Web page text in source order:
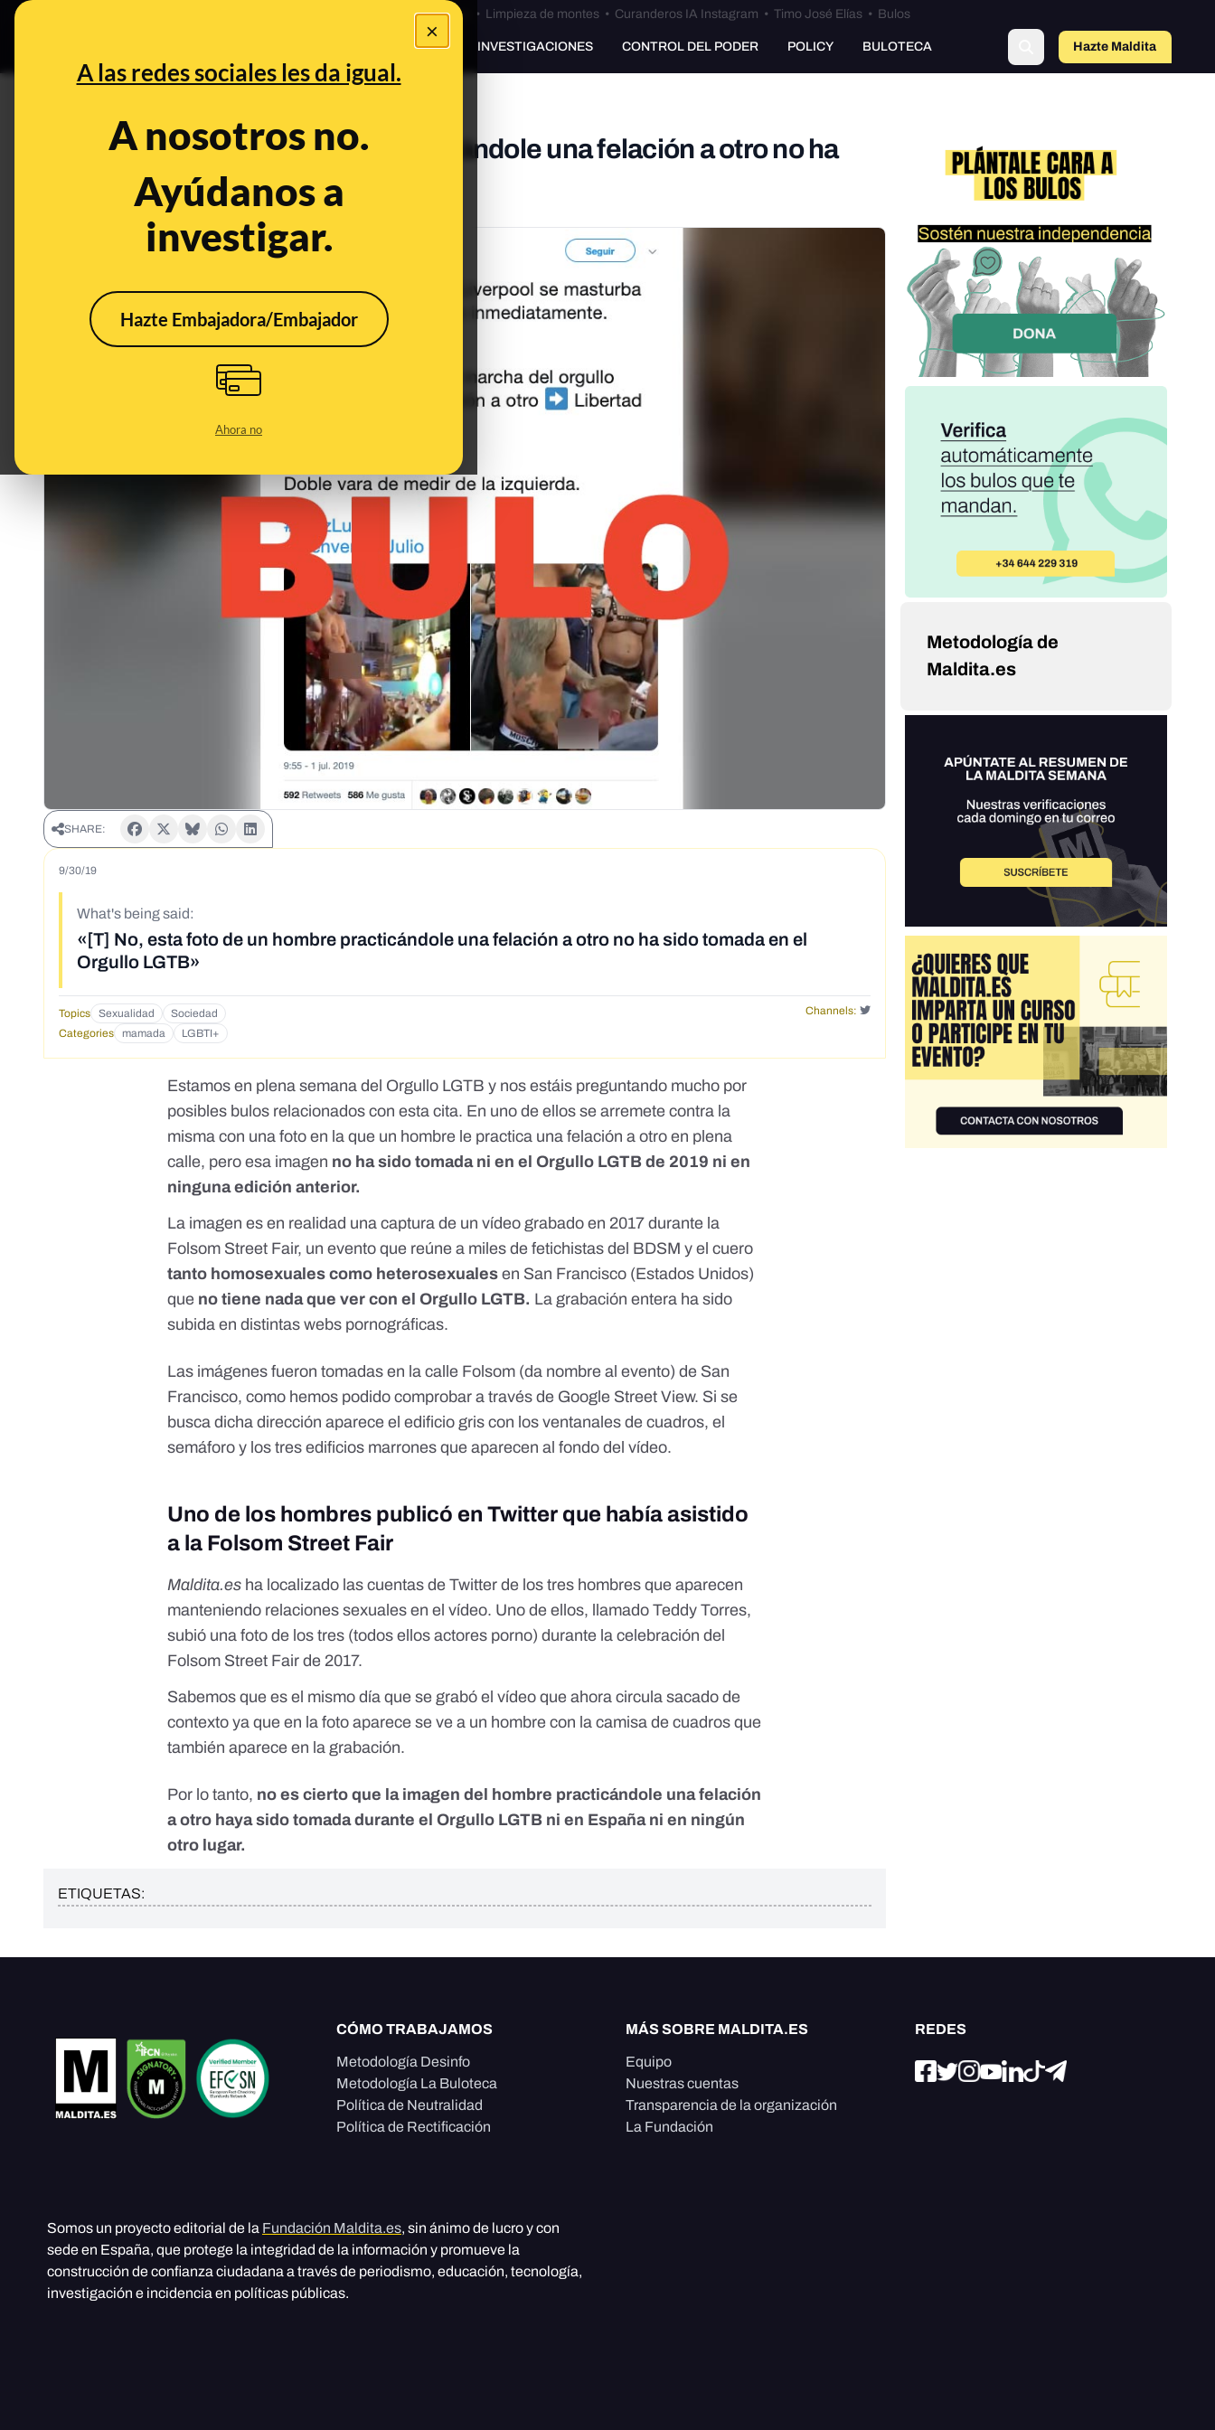
×
A las redes sociales les da igual.
A nosotros no.
Ayúdanos a
investigar.
Hazte Embajadora/Embajador
Ahora no
Bulos Ceuta • Limpieza de montes• Curanderos IA Instagram • Timo José Elías• Bulos
PREBUNKING INVESTIGACIONES CONTROL DEL PODER POLICY BULOTECA Hazte Maldita
No, esta foto de un hombre practicándole una felación a otro no ha
sido tomada en el Orgullo LGTB
Jul 2, 2019, 2:55:02 PM
SHARE:
9/30/19
What's being said:
«[T] No, esta foto de un hombre practicándole una felación a otro no ha sido tomada en el
Orgullo LGTB»
Topics Sexualidad Sociedad
Channels:
Categories
mamada LGBTI+
Estamos en plena semana del Orgullo LGTB y nos estáis preguntando mucho por
posibles bulos relacionados con esta cita. En uno de ellos se arremete contra la
misma con una foto en la que un hombre le practica una felación a otro en plena
calle, pero esa imagen no ha sido tomada ni en el Orgullo LGTB de 2019 ni en
ninguna edición anterior.
La imagen es en realidad una captura de un vídeo grabado en 2017 durante la
Folsom Street Fair, un evento que reúne a miles de fetichistas del BDSM y el cuero
tanto homosexuales como heterosexuales en San Francisco (Estados Unidos)
que no tiene nada que ver con el Orgullo LGTB. La grabación entera ha sido
subida en distintas webs pornográficas.
Las imágenes fueron tomadas en la calle Folsom (da nombre al evento) de San
Francisco, como hemos podido comprobar a través de Google Street View. Si se
busca dicha dirección aparece el edificio gris con los ventanales de cuadros, el
semáforo y los tres edificios marrones que aparecen al fondo del vídeo.
Uno de los hombres publicó en Twitter que había asistido
a la Folsom Street Fair
Maldita.es ha localizado las cuentas de Twitter de los tres hombres que aparecen
manteniendo relaciones sexuales en el vídeo. Uno de ellos, llamado Teddy Torres,
subió una foto de los tres (todos ellos actores porno) durante la celebración del
Folsom Street Fair de 2017.
Sabemos que es el mismo día que se grabó el vídeo que ahora circula sacado de
contexto ya que en la foto aparece se ve a un hombre con la camisa de cuadros que
también aparece en la grabación.
Por lo tanto, no es cierto que la imagen del hombre practicándole una felación
a otro haya sido tomada durante el Orgullo LGTB ni en España ni en ningún
otro lugar.
ETIQUETAS:
Metodología de
Maldita.es
CÓMO TRABAJAMOS
Metodología Desinfo
Metodología La Buloteca
Política de Neutralidad
Política de Rectificación
MÁS SOBRE MALDITA.ES
Equipo
Nuestras cuentas
Transparencia de la organización
La Fundación
REDES
Somos un proyecto editorial de la Fundación Maldita.es, sin ánimo de lucro y con
sede en España, que protege la integridad de la información y promueve la
construcción de confianza ciudadana a través de periodismo, educación, tecnología,
investigación e incidencia en políticas públicas.